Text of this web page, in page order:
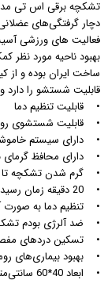
دچار گرفتگی‌های
فعالیت های ورزشی
ساخت ایران بوده و
قابلیت شستشو را
• قابلیت تنظیم دما
• قابلیت شستشوی
• دارای سیستم
• دارای محافظ
• گرم شدن تشکچه تا 65 درجه سانتی‌گراد
• 20 دقیقه زمان رسیدن به دمای مطلوب
• تنظیم دما به صورت
• ضد آلرژی بودم
• تسکین دردهای
• بهبود بیماری‌های
• ابعاد 40*60 سانتی‌متر